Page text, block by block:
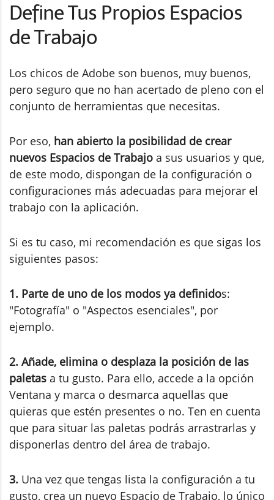
Define Tus Propios Espacios
de Trabajo
Los chicos de Adobe son buenos, muy buenos,
pero seguro que no han acertado de pleno con el
conjunto de herramientas que necesitas.
Por eso, han abierto la posibilidad de crear
nuevos Espacios de Trabajo a sus usuarios y que,
de este modo, dispongan de la configuración o
configuraciones más adecuadas para mejorar el
trabajo con la aplicación.
Si es tu caso, mi recomendación es que sigas los
siguientes pasos:
1. Parte de uno de los modos ya definidos:
"Fotografía" o "Aspectos esenciales", por
ejemplo.
2. Añade, elimina o desplaza la posición de las
paletas a tu gusto. Para ello, accede a la opción
Ventana y marca o desmarca aquellas que
quieras que estén presentes o no. Ten en cuenta
que para situar las paletas podrás arrastrarlas y
disponerlas dentro del área de trabajo.
3. Una vez que tengas lista la configuración a tu
gusto, crea un nuevo Espacio de Trabajo, lo único